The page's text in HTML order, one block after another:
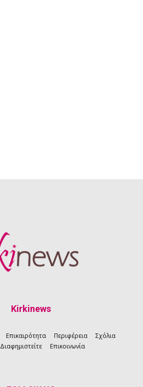
Kirkinews
Επικαιρότητα Περιφέρεια
Σχόλια
Διαφημιστείτε Επικοινωνία